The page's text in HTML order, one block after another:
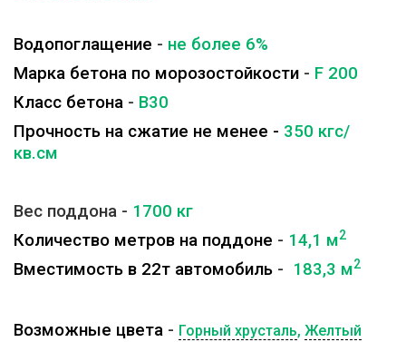
Водопоглащение - не более 6%
Марка бетона по морозостойкости - F 200
Класс бетона - B30
Прочность на сжатие не менее - 350 кгс/
кв.см
Вес поддона - 1700 кг
Количество метров на поддоне - 14,1 м2
Вместимость в 22т автомобиль - 183,3 м2
Возможные цвета - Горный хрусталь, Желтый